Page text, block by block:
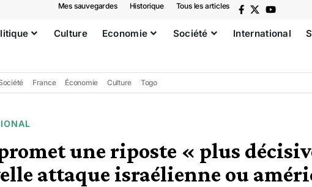
Mes sauvegardes Historique Tous les articles
Culture Economie Société International
France Économie Culture Togo
une riposte « plus
attaque israélienne ou